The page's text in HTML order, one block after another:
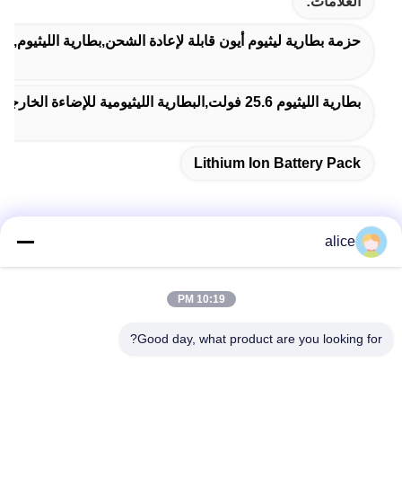
حزمة بطارية ليثيوم أيون قابلة لإعادة الشحن,بطارية
بطارية الليثيوم 25.6 فولت,البطارية الليثيومية للإضاءة الخارجية,بطارية تعقب مباشرة من المصنع
Lithium Ion Battery Pack
طريق فويوان الخامس، حديقة صناعة بطاريات الليثيوم، المنطقة
alice
10:19 PM
Good day, what product are you looking for?